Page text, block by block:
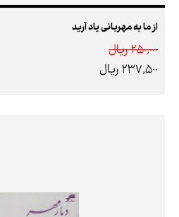
از ما به مهربانی یاد آرید
250,000 ريال
237,500 ريال